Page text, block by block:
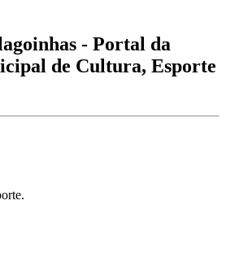
- Portal da
de Cultura, Esporte